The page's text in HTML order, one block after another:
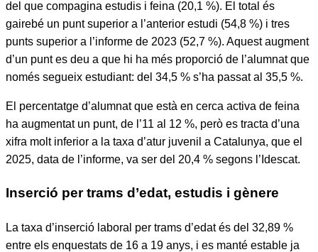
del que compagina estudis i feina (20,1 %). El total és
gairebé un punt superior a l’anterior estudi (54,8 %) i tres
punts superior a l’informe de 2023 (52,7 %). Aquest augment
d’un punt es deu a que hi ha més proporció de l’alumnat que
només segueix estudiant: del 34,5 % s’ha passat al 35,5 %.
El percentatge d’alumnat que està en cerca activa de feina
ha augmentat un punt, de l’11 al 12 %, però es tracta d’una
xifra molt inferior a la taxa d’atur juvenil a Catalunya, que el
2025, data de l’informe, va ser del 20,4 % segons l’Idescat.
Inserció per trams d’edat, estudis i gènere
La taxa d’inserció laboral per trams d’edat és del 32,89 %
entre els enquestats de 16 a 19 anys, i es manté estable ja